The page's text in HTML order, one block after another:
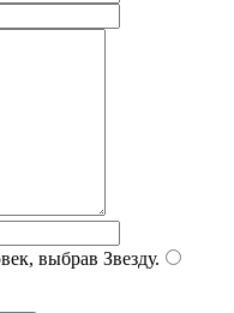
выбрав Звезду.